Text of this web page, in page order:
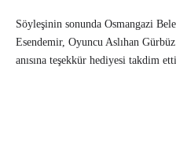
Söyleşinin sonunda Osmangazi
Esendemir, Oyuncu Aslıhan
anısına teşekkür hediyesi takdim